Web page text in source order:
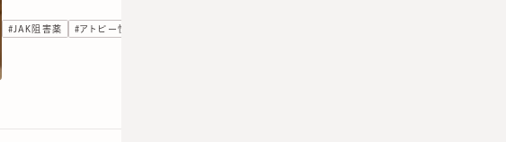
# JAK阻害薬 #アトピー性皮膚炎